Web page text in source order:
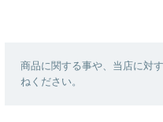
商品に関する事や、当店に対
ねください。